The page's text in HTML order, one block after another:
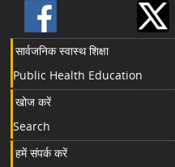
सार्वजनिक स्वास्थ शिक्षा
Public Health Education
खोज करें
Search
हमें संपर्क करें